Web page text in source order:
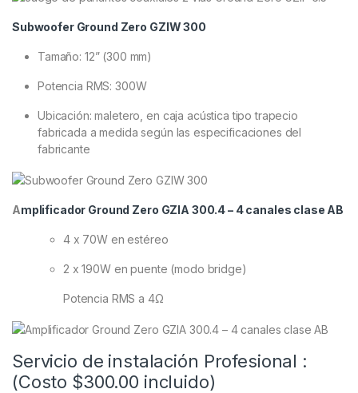
Subwoofer Ground Zero GZIW 300
Tamaño: 12” (300 mm)
Potencia RMS: 300W
Ubicación: maletero, en caja acústica tipo trapecio
fabricada a medida según las especificaciones del
fabricante
Amplificador Ground Zero GZIA 300.4 – 4 canales clase AB
4 x 70W en estéreo
2 x 190W en puente (modo bridge)
Potencia RMS a 4Ω
Servicio de instalación Profesional :
(Costo $300.00 incluido)